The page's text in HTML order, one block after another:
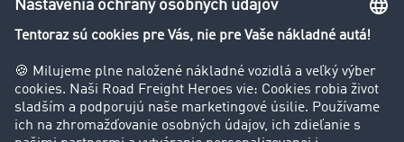
Firma
Príbehy zákazníkov
Zákazníci získavajú zákazníkov